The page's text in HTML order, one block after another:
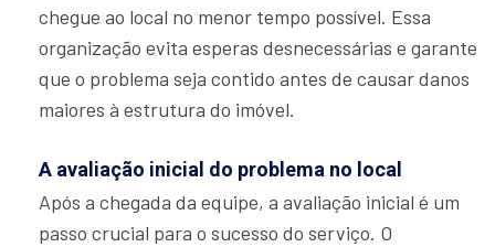
chegue ao local no menor tempo possível. Essa
organização evita esperas desnecessárias e garante
que o problema seja contido antes de causar danos
maiores à estrutura do imóvel.
A avaliação inicial do problema no local
Após a chegada da equipe, a avaliação inicial é um
passo crucial para o sucesso do serviço. O